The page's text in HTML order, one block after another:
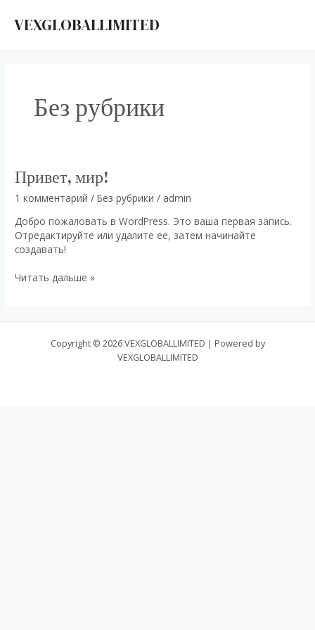
содержимому
VEXGLOBALLIMITED
Без рубрики
Привет, мир!
1 комментарий /Без рубрики / admin
Добро пожаловать в WordPress. Это ваша первая запись.
Отредактируйте или удалите ее, затем начинайте
создавать!
Привет,
Читать дальше »
Copyright © 2026 VEXGLOBALLIMITED | Powered by
VEXGLOBALLIMITED